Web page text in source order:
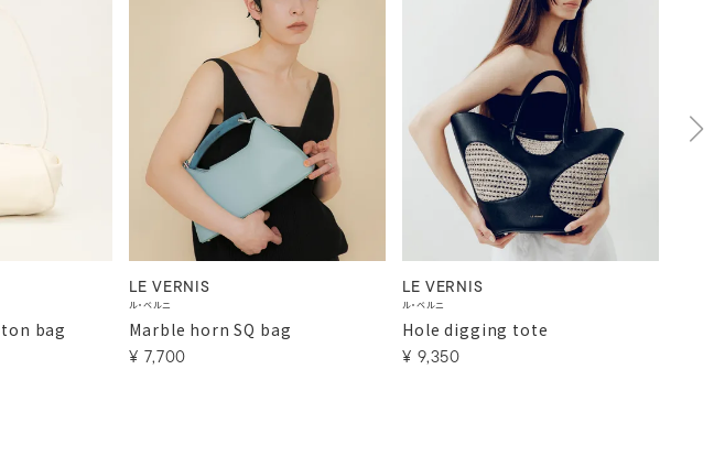
bag
LE VERNIS
ル・ベルニ
Marble horn SQ bag
¥ 7,700
LE VERNIS
ル・ベルニ
Hole digging tote
¥ 9,350